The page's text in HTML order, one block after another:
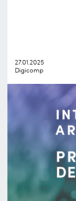
27.01.2025
Digicomp